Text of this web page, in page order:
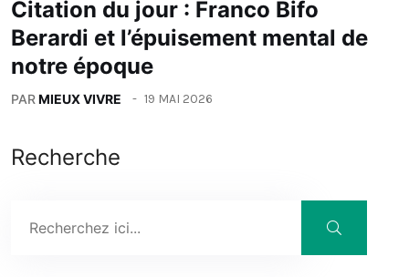
Citation du jour : Franco Bifo
Berardi et l’épuisement mental de
notre époque
PARMIEUX VIVRE 19 MAI 2026
Recherche